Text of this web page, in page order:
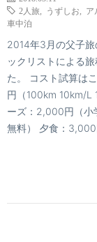
2人旅
うずしお ア
車中泊
2014年3月の父子
ックリストによる
た。 コスト試算は
円（100km 10km/L
ーズ：2,000円（小
無料） 夕食：